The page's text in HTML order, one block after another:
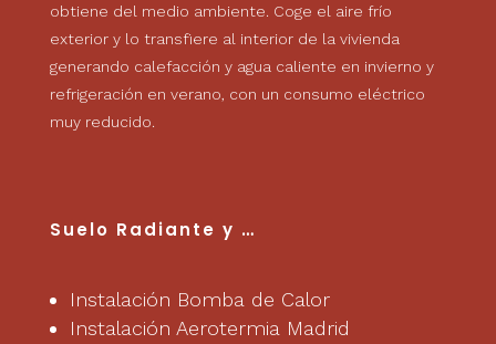
obtiene del medio ambiente. Coge el aire frío
exterior y lo transfiere al interior de la vivienda
generando calefacción y agua caliente en invierno y
refrigeración en verano, con un consumo eléctrico
muy reducido.
Suelo Radiante y …
Instalación Bomba de Calor
Instalación Aerotermia Madrid